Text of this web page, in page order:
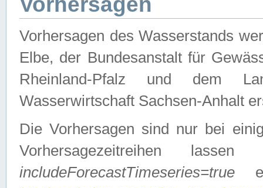
Vorhersagen des Wasserstands
Elbe, der Bundesanstalt für
Rheinland-Pfalz und dem
Wasserwirtschaft Sachsen-Anhalt
Die Vorhersagen sind nur bei
Vorhersagezeitreihen
includeForecastTimeseries=true